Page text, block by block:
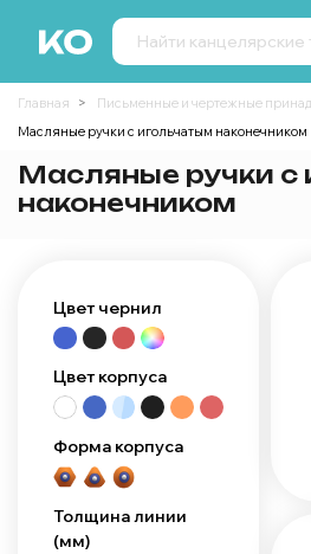
Главная Письменные и чертежные
Масляные ручки с игольчатым наконечником
Масляные ручки с
наконечником
Цвет чернил
Цвет корпуса
Форма корпуса
Толщина линии
(мм)